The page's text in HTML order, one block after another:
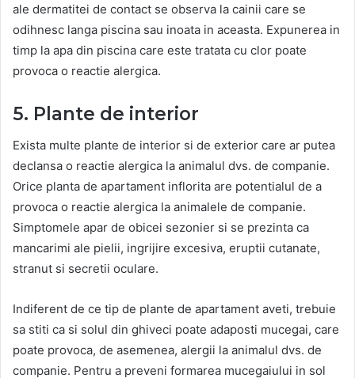
ale dermatitei de contact se observa la cainii care se
odihnesc langa piscina sau inoata in aceasta. Expunerea in
timp la apa din piscina care este tratata cu clor poate
provoca o reactie alergica.
5. Plante de interior
Exista multe plante de interior si de exterior care ar putea
declansa o reactie alergica la animalul dvs. de companie.
Orice planta de apartament inflorita are potentialul de a
provoca o reactie alergica la animalele de companie.
Simptomele apar de obicei sezonier si se prezinta ca
mancarimi ale pielii, ingrijire excesiva, eruptii cutanate,
stranut si secretii oculare.
Indiferent de ce tip de plante de apartament aveti, trebuie
sa stiti ca si solul din ghiveci poate adaposti mucegai, care
poate provoca, de asemenea, alergii la animalul dvs. de
companie. Pentru a preveni formarea mucegaiului in sol